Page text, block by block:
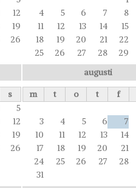
12
19
26
4
5 6 7
8
11
12 13 14
15
18
19 20 21
22
25
26 27 28
29
s
5
12
19
26
augusti
m
t o t f
3 4 5 6
7
10
11 12 13
14
17
18 19 20
21
24
25 26 27
28
31